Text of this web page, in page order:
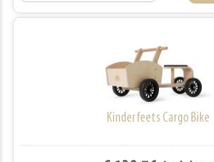
Kinderfeets Cargo Bike